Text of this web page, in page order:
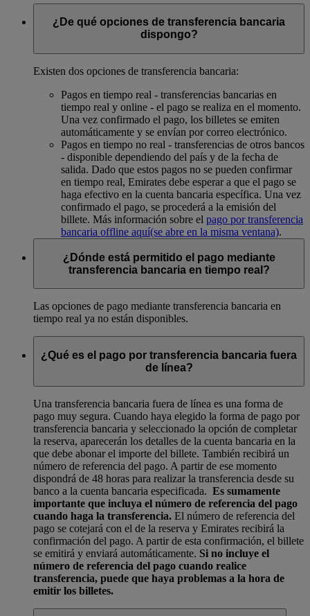
¿De qué opciones de transferencia bancaria
dispongo?
Existen dos opciones de transferencia bancaria:
Pagos en tiempo real - transferencias bancarias en
tiempo real y online - el pago se realiza en el momento.
Una vez confirmado el pago, los billetes se emiten
automáticamente y se envían por correo electrónico.
Pagos en tiempo no real - transferencias de otros bancos
- disponible dependiendo del país y de la fecha de
salida. Dado que estos pagos no se pueden confirmar
en tiempo real, Emirates debe esperar a que el pago se
haga efectivo en la cuenta bancaria específica. Una vez
confirmado el pago, se procederá a la emisión del
billete. Más información sobre el pago por transferencia
bancaria offline aquí(se abre en la misma ventana).
¿Dónde está permitido el pago mediante
transferencia bancaria en tiempo real?
Las opciones de pago mediante transferencia bancaria en
tiempo real ya no están disponibles.
¿Qué es el pago por transferencia bancaria fuera
de línea?
Una transferencia bancaria fuera de línea es una forma de
pago muy segura. Cuando haya elegido la forma de pago por
transferencia bancaria y seleccionado la opción de completar
la reserva, aparecerán los detalles de la cuenta bancaria en la
que debe abonar el importe del billete. También recibirá un
número de referencia del pago. A partir de ese momento
dispondrá de 48 horas para realizar la transferencia desde su
banco a la cuenta bancaria especificada. Es sumamente
importante que incluya el número de referencia del pago
cuando haga la transferencia. El número de referencia del
pago se cotejará con el de la reserva y Emirates recibirá la
confirmación del pago. A partir de esta confirmación, el billete
se emitirá y enviará automáticamente. Si no incluye el
número de referencia del pago cuando realice
transferencia, puede que haya problemas a la hora de
emitir los billetes.